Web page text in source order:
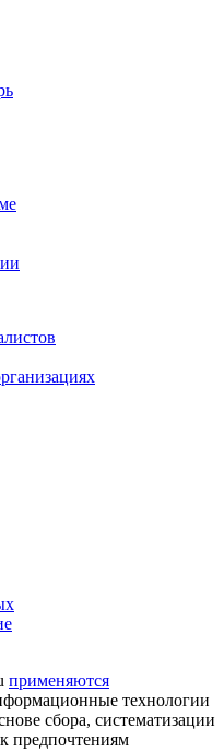
применяются
технологии
сбора, систематизации
предпочтениям